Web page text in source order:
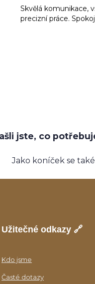
Skvělá komunikace,
precizní práce.
jste, co
Jako koníček se
Užitečné odkazy 🔗
Kdo jsme
Časté dotazy